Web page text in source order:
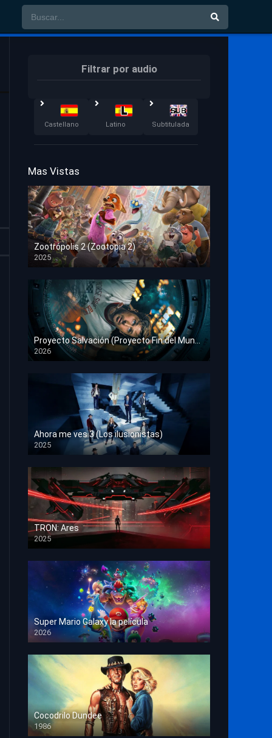
Filtrar por audio
Castellano Latino Subtitulada
Mas Vistas
Zootrópolis 2 (Zootopia 2)
2025
HD 1080p
Proyecto Salvación (Proyecto Fin del Mundo)
2026
HD 1080p
Ahora me ves 3 (Los ilusionistas)
2025
HD 1080p
TRON: Ares
2025
HD 1080p
Super Mario Galaxy la película
2026
HD 1080p
Cocodrilo Dundee
1986
HD 1080p